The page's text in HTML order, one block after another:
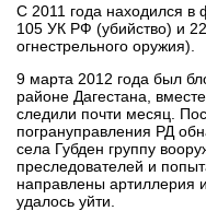
С 2011 года находился в
105 УК РФ (убийство) и
огнестрельного оружия).
9 марта 2012 года был
районе Дагестана,
следили почти месяц.
погрануправления РД
села Губден группу
преследователей и
направлены артиллерия
удалось уйти.